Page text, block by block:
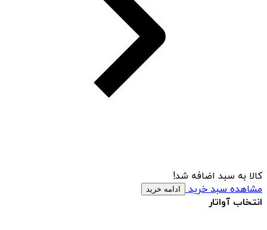
کالا به سبد اضافه شد!
مشاهده سبد خرید
ادامه خرید
انتخاب آواتار